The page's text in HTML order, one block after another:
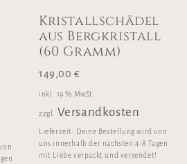
Kristallschädel
aus Bergkristall
(60 Gramm)
149,00€
inkl. 19 % MwSt.
zzgl. Versandkosten
Lieferzeit: Deine Bestellung wird von
uns innerhalb der nächsten 4-8 Tagen
mit Liebe verpackt und versendet!